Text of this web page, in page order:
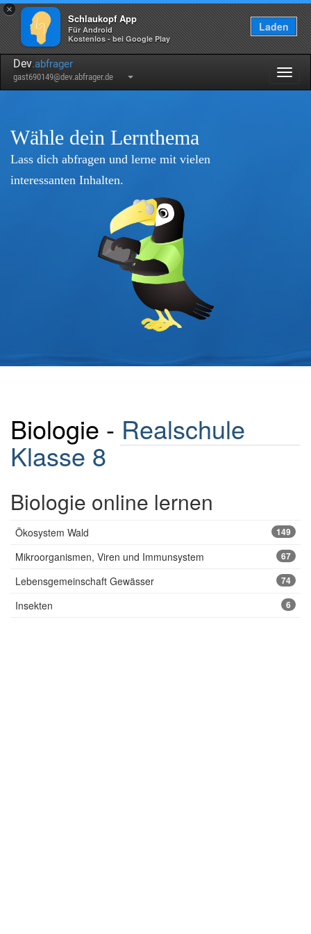
×
Schlaukopf App
Für Android
Kostenlos - bei Google Play
Laden
Dev.abfrager
gast690149@dev.abfrager.de
Wähle dein Lernthema
Lass dich abfragen und lerne mit vielen
interessanten Inhalten.
Biologie - Realschule
Klasse 8
Biologie online lernen
Ökosystem Wald 149
Mikroorganismen, Viren und Immunsystem 67
Lebensgemeinschaft Gewässer 74
Insekten 6